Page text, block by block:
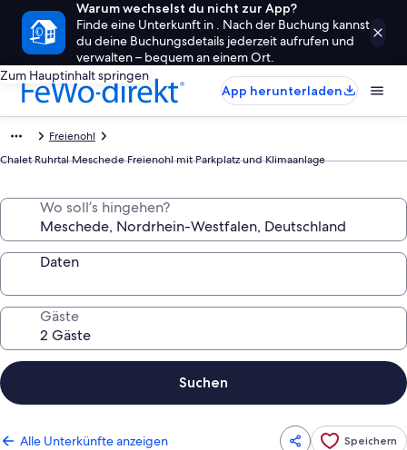
Warum wechselst du nicht zur App?
Finde eine Unterkunft in . Nach der Buchung kannst
du deine Buchungsdetails jederzeit aufrufen und
verwalten – bequem an einem Ort.
Zum Hauptinhalt springen
App herunterladen
Freienohl
Chalet Ruhrtal Meschede Freienohl mit Parkplatz und Klimaanlage
Wo soll’s hingehen?
Daten
Gäste
Suchen
Alle Unterkünfte anzeigen Speichern